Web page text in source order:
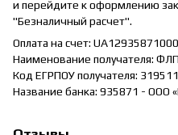
и перейдите к оформлению
"Безналичный расчет".
Оплата на счет:
Наименование получателя:
Код ЕГРПОУ получателя:
Название банка: 935871 - ООО